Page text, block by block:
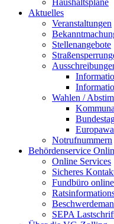
Haushaltspläne
Aktuelles
Veranstaltungen
Stellenangebote
Wahlen /
Notrufnummern
Behördenservice
Online Services
Sicheres
Fundbüro online
SEPA